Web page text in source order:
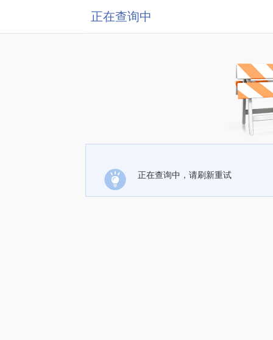
正在查询中
正在查询中，请刷新重试